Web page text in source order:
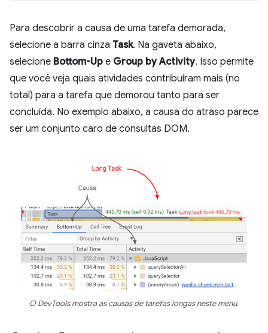
Para descobrir a causa de uma tarefa demorada,
selecione a barra cinza Task. Na gaveta abaixo,
selecione Bottom-Up e Group by Activity. Isso permite
que você veja quais atividades contribuíram mais (no
total) para a tarefa que demorou tanto para ser
concluída. No exemplo abaixo, a causa do atraso parece
ser um conjunto caro de consultas DOM.
O DevTools mostra as causas de tarefas longas neste menu.